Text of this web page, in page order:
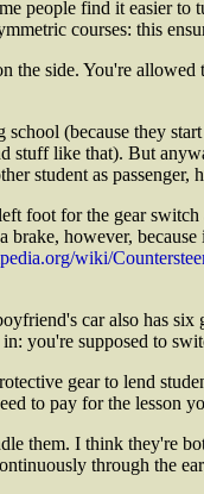
people find it easier
courses: this
the side. You're
(because they
stuff like that). But
student as
foot for the gear
brake, however,
wiki/
car also has
you're supposed to
gear to lend
to pay for the lesson
them. I think they're
through the